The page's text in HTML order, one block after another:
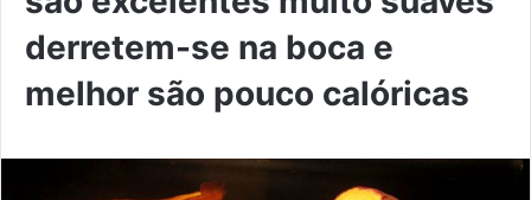
derretem-se na boca e
melhor são pouco calóricas